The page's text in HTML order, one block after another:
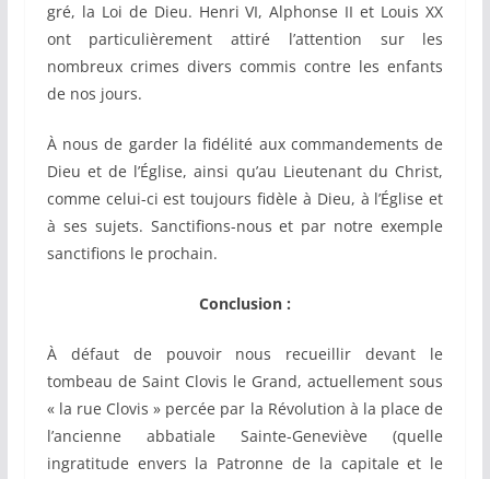
gré, la Loi de Dieu. Henri VI, Alphonse II et Louis XX
ont particulièrement attiré l’attention sur les
nombreux crimes divers commis contre les enfants
de nos jours.
À nous de garder la fidélité aux commandements de
Dieu et de l’Église, ainsi qu’au Lieutenant du Christ,
comme celui-ci est toujours fidèle à Dieu, à l’Église et
à ses sujets. Sanctifions-nous et par notre exemple
sanctifions le prochain.
Conclusion :
À défaut de pouvoir nous recueillir devant le
tombeau de Saint Clovis le Grand, actuellement sous
« la rue Clovis » percée par la Révolution à la place de
l’ancienne abbatiale Sainte-Geneviève (quelle
ingratitude envers la Patronne de la capitale et le